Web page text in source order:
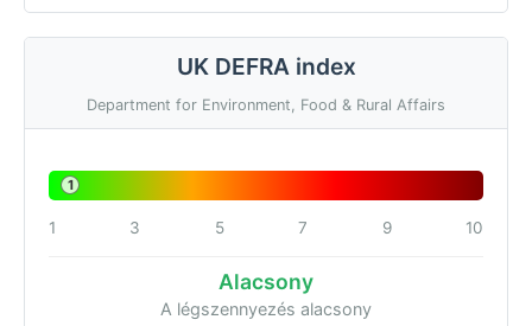
UK DEFRA index
Department for Environment, Food & Rural Affairs
1
1 3 5 7 9 10
Alacsony
A légszennyezés alacsony